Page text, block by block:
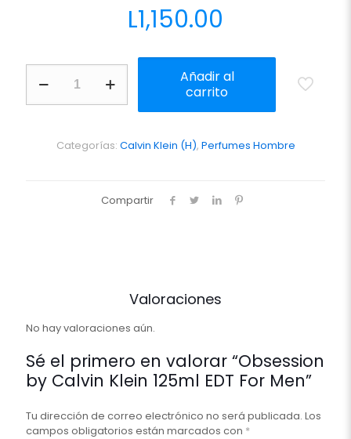
L1,150.00
Calvin
Añadir al
carrito
Categorías: Calvin Klein (H), Perfumes Hombre
Compartir
Valoraciones
No hay valoraciones aún.
Sé el primero en valorar “Obsession
by Calvin Klein 125ml EDT For Men”
Tu dirección de correo electrónico no será publicada. Los
campos obligatorios están marcados con *